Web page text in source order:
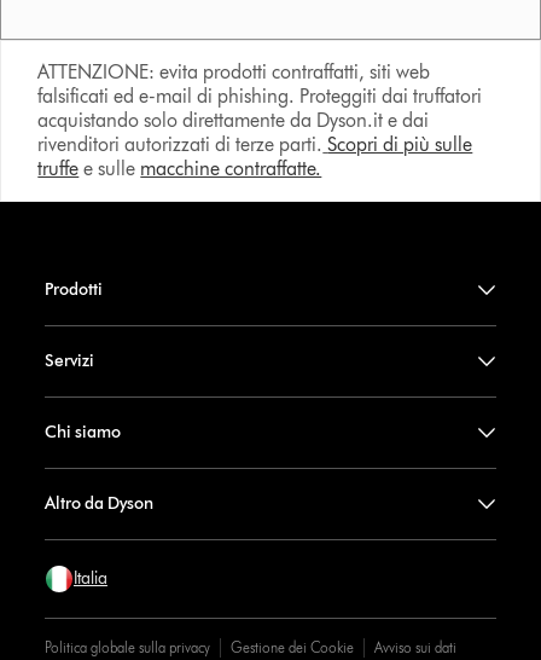
ATTENZIONE: evita prodotti contraffatti, siti web
falsificati ed e-mail di phishing. Proteggiti dai truffatori
acquistando solo direttamente da Dyson.it e dai
rivenditori autorizzati di terze parti. Scopri di più sulle
truffe e sulle macchine contraffatte.
Prodotti
Servizi
Chi siamo
Altro da Dyson
Italia
Politica globale sulla privacy Gestione dei Cookie Avviso sui dati